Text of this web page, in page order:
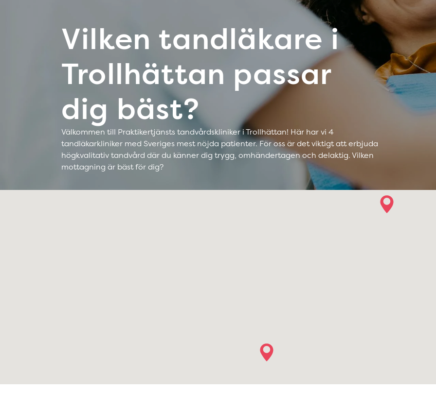
Vilken tandläkare i
Trollhättan passar
dig bäst?
Välkommen till Praktikertjänsts tandvårdskliniker i Trollhättan! Här har vi 4
tandläkarkliniker med Sveriges mest nöjda patienter. För oss är det viktigt att erbjuda
högkvalitativ tandvård där du känner dig trygg, omhändertagen och delaktig. Vilken
mottagning är bäst för dig?